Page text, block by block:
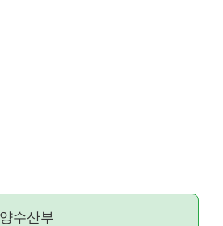
수산부